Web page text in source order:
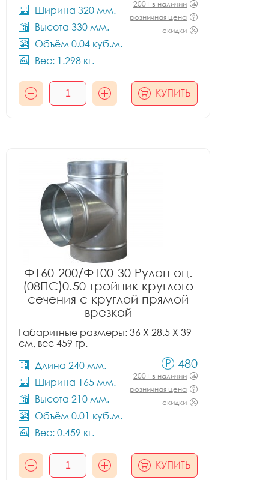
Ширина 320 мм.
Высота 330 мм.
Объём 0.04 куб.м.
Вес: 1.298 кг.
200+ в наличии
розничная цена
скидки
КУПИТЬ
Ф160-200/Ф100-30 Рулон оц.
(08ПС)0.50 тройник круглого
сечения с круглой прямой
врезкой
Габаритные размеры: 36 X 28.5 X 39
см, вес 459 гр.
Длина 240 мм.
Ширина 165 мм.
Высота 210 мм.
Объём 0.01 куб.м.
Вес: 0.459 кг.
480
200+ в наличии
розничная цена
скидки
КУПИТЬ